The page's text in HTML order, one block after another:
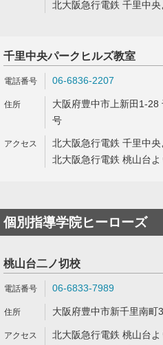
北大阪急行電鉄 千里中
千里中央パークヒルズ教室
06-6836-2207
大阪府豊中市上新田1-28
号
北大阪急行電鉄 千里中
北大阪急行電鉄 桃山台
個別指導学院ヒーローズ
桃山台二ノ切校
06-6833-7989
大阪府豊中市新千里南
北大阪急行電鉄 桃山台